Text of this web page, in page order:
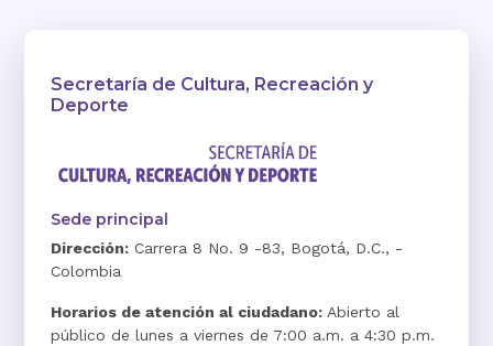
Secretaría de Cultura, Recreación y
Deporte
Sede principal
Dirección: Carrera 8 No. 9 -83, Bogotá, D.C., -
Colombia
Horarios de atención al ciudadano:Abierto al
público de lunes a viernes de 7:00 a.m. a 4:30 p.m.